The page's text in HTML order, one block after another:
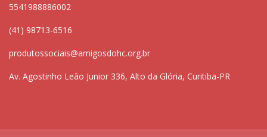
5541988886002
(41) 98713-6516
produtossociais@amigosdohc.org.br
Av. Agostinho Leão Junior 336, Alto da Glória, Curitiba-PR